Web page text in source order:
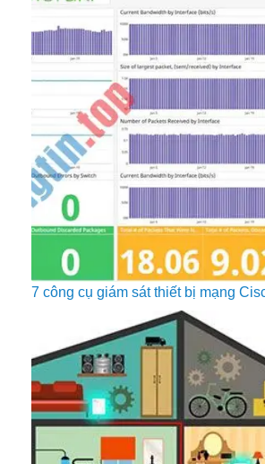
7 công cụ giám sát thiết bị mạng